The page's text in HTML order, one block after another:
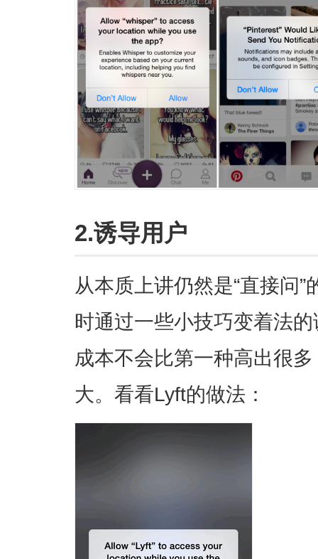
2.诱导用户
从本质上讲仍然是“直接问
时通过一些小技巧变着法
成本不会比第一种高出很
大。看看Lyft的做法：